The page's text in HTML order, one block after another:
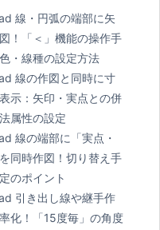
線・円弧の端部に矢
！「＜」機能の操作手
・線種の設定方法
線の作図と同時に寸
示：矢印・実点との併
属性の設定
線の端部に「実点・
同時作図！切り替え手
のポイント
引き出し線や継手作
化！「15度毎」の角度